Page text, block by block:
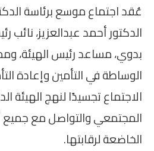
عُقد اجتماع موسع برئاسة
الدكتور أحمد عبدالعزيز،
بدوي، مساعد رئيس الهيئة،
الوساطة في التأمين وإعادة
الاجتماع تجسيدًا لنهج الهيئة
المجتمعي والتواصل مع
الخاضعة لرقابتها.